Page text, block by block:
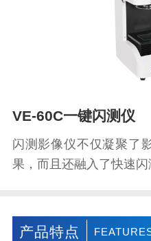
VE-60C一键闪测仪
闪测影像仪不仅凝聚了
果，而且还融入了快速
产品特点